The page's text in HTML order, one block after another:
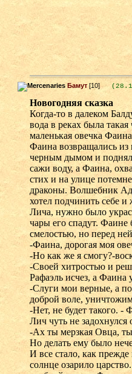
Бамут [10]
Новогодняя сказка
Когда-то в далеком
вода в реках была
маленькая овечка
Фаина возвращались из
черным дымом и
сажи воду, а Фаина,
стих и на улице
драконы. Волшебник
хотел подчинить себе
Лича, нужно было
чары его спадут. Фаине
смелостью, но перед
-Фаина, дорогая моя
-Но как же я смогу?-
-Своей хитростью и
Рафаэль исчез, а Фаина
-Слуги мои верные, а
доброй воле,
-Нет, не будет такого. -
Лич чуть не задохнулся
-Ах ты мерзкая Овца,
Но делать ему было
И все стало, как
солнце озарило